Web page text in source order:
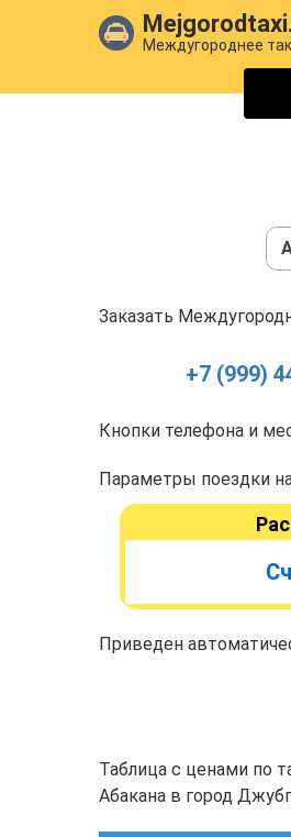
Междугороднее
Заказать
+7 (999)
Кнопки телефона и
Параметры поездки
Приведен
Таблица с ценами по
Абакана в город